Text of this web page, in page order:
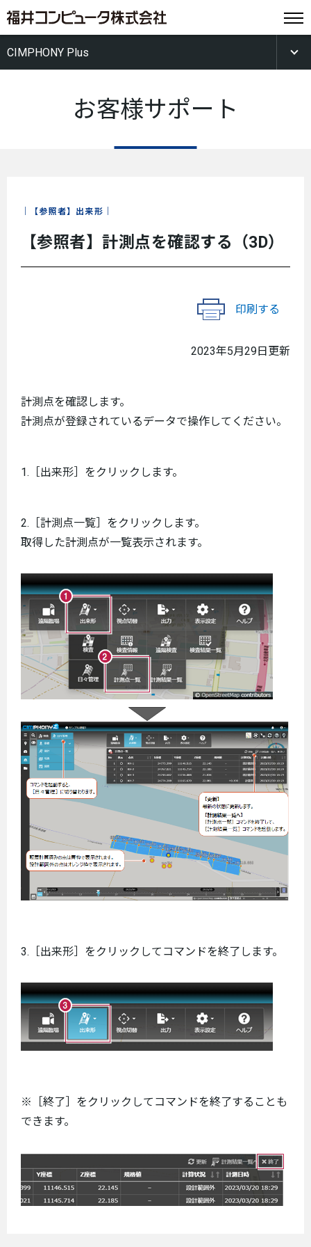
CIMPHONY Plus
お客様サポート
【参照者】出来形
【参照者】計測点を確認する（3D）
印刷する
2023年5月29日更新
計測点を確認します。
計測点が登録されているデータで操作してください。
1.［出来形］をクリックします。
2.［計測点一覧］をクリックします。
取得した計測点が一覧表示されます。
3.［出来形］をクリックしてコマンドを終了します。
※［終了］をクリックしてコマンドを終了することも
できます。